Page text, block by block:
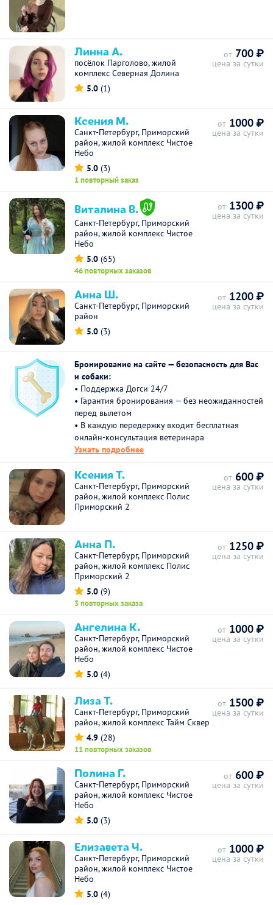
Линна А.
посёлок Парголово, жилой
комплекс Северная Долина
5.0 (1)
от 700 ₽
цена за сутки
Ксения М.
Санкт-Петербург, Приморский
район, жилой комплекс Чистое
Небо
5.0 (3)
1 повторный заказ
от 1000 ₽
цена за сутки
Виталина В.
Санкт-Петербург, Приморский
район, жилой комплекс Чистое
Небо
5.0 (65)
46 повторных заказов
от 1300 ₽
цена за сутки
Анна Ш.
Санкт-Петербург, Приморский
район
5.0 (3)
от 1200 ₽
цена за сутки
Бронирование на сайте — безопасность для Вас
и собаки:
• Поддержка Догси 24/7
• Гарантия бронирования — без неожиданностей
перед вылетом
• В каждую передержку входит бесплатная
онлайн-консультация ветеринара
Узнать подробнее
Ксения Т.
Санкт-Петербург, Приморский
район, жилой комплекс Полис
Приморский 2
от 600 ₽
цена за сутки
Анна П.
Санкт-Петербург, Приморский
район, жилой комплекс Полис
Приморский 2
5.0 (9)
3 повторных заказа
от 1250 ₽
цена за сутки
Ангелина К.
Санкт-Петербург, Приморский
район, жилой комплекс Чистое
Небо
5.0 (4)
от 1000 ₽
цена за сутки
Лиза Т.
Санкт-Петербург, Приморский
район, жилой комплекс Тайм Сквер
4.9 (28)
11 повторных заказов
от 1500 ₽
цена за сутки
Полина Г.
Санкт-Петербург, Приморский
район, жилой комплекс Чистое
Небо
5.0 (3)
от 600 ₽
цена за сутки
Елизавета Ч.
Санкт-Петербург, Приморский
район, жилой комплекс Чистое
Небо
5.0 (4)
от 1000 ₽
цена за сутки